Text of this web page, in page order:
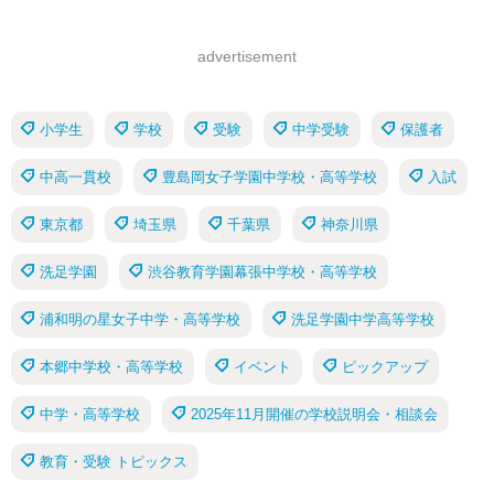
advertisement
小学生 学校 受験 中学受験 保護者
中高一貫校 豊島岡女子学園中学校・高等学校 入試
東京都 埼玉県 千葉県 神奈川県
洗足学園 渋谷教育学園幕張中学校・高等学校
浦和明の星女子中学・高等学校 洗足学園中学高等学校
本郷中学校・高等学校 イベント ピックアップ
中学・高等学校 2025年11月開催の学校説明会・相談会
教育・受験 トピックス